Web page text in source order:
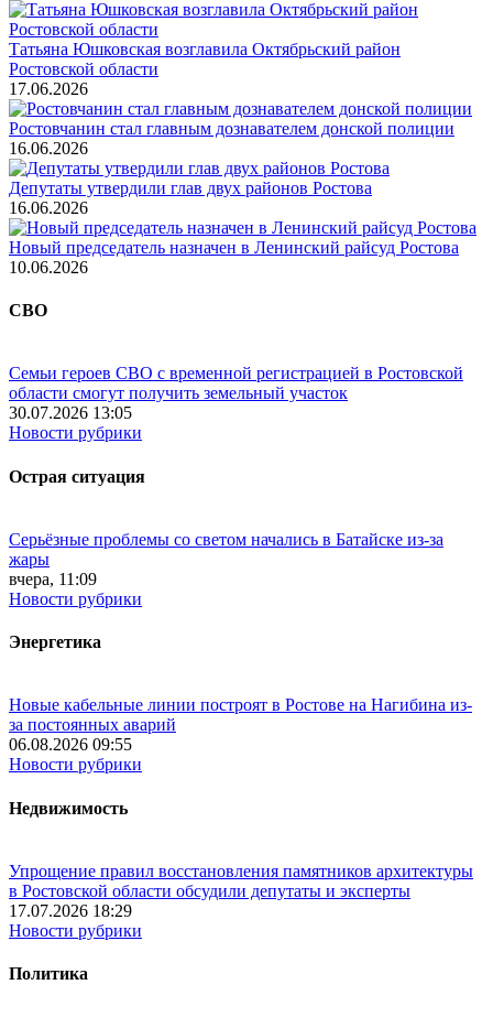
Татьяна Юшковская возглавила Октябрьский район
Ростовской области
17.06.2026
Ростовчанин стал главным дознавателем донской полиции
16.06.2026
Депутаты утвердили глав двух районов Ростова
16.06.2026
Новый председатель назначен в Ленинский райсуд Ростова
10.06.2026
СВО
Семьи героев СВО с временной регистрацией в Ростовской
области смогут получить земельный участок
30.07.2026 13:05
Новости рубрики
Острая ситуация
Серьёзные проблемы со светом начались в Батайске из-за
жары
вчера, 11:09
Новости рубрики
Энергетика
Новые кабельные линии построят в Ростове на Нагибина из-
за постоянных аварий
06.08.2026 09:55
Новости рубрики
Недвижимость
Упрощение правил восстановления памятников архитектуры
в Ростовской области обсудили депутаты и эксперты
17.07.2026 18:29
Новости рубрики
Политика